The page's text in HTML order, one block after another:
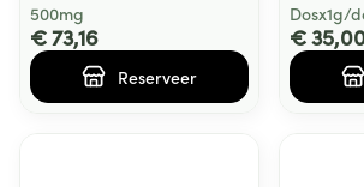
500mg
€ 73,16
Reserveer
Dosx1g/
€